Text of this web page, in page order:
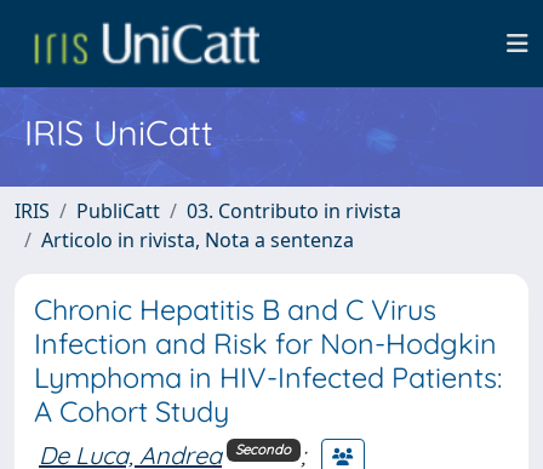
IRIS UniCatt
IRIS PubliCatt
03. Contributo in rivista
Articolo in rivista, Nota a sentenza
Chronic Hepatitis B and C Virus
Infection and Risk for Non-Hodgkin
Lymphoma in HIV-Infected Patients:
A Cohort Study
De Luca, Andrea Secondo ;